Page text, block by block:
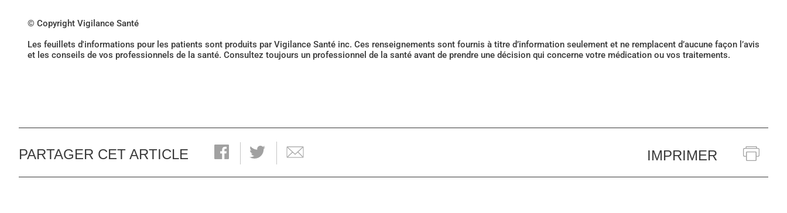
© Copyright Vigilance Santé
Les feuillets d'informations pour les patients sont produits par Vigilance Santé inc. Ces renseignements sont fournis à titre d’information seulement et ne remplacent d’aucune façon l’avis
et les conseils de vos professionnels de la santé. Consultez toujours un professionnel de la santé avant de prendre une décision qui concerne votre médication ou vos traitements.
PARTAGER CET ARTICLE IMPRIMER